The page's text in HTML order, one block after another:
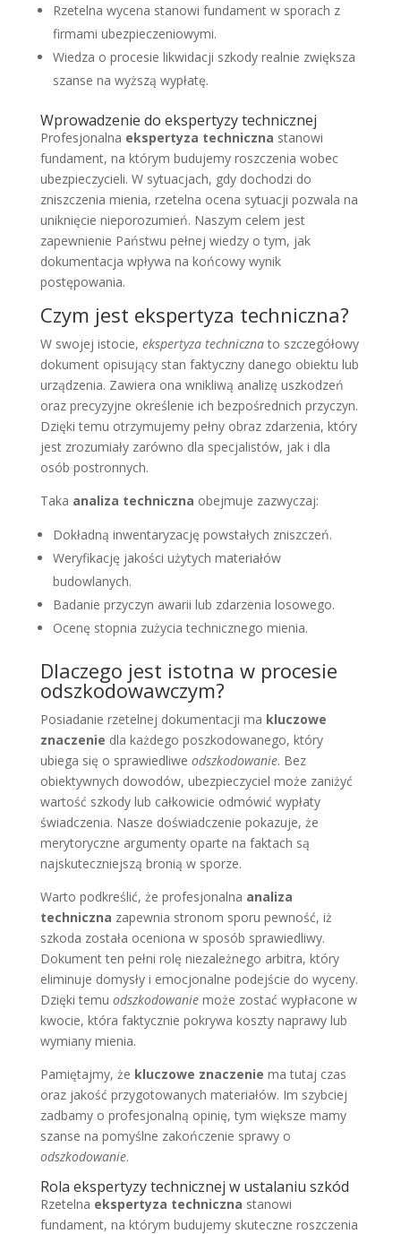
Rzetelna wycena stanowi fundament w sporach z
firmami ubezpieczeniowymi.
Wiedza o procesie likwidacji szkody realnie zwiększa
szanse na wyższą wypłatę.
Wprowadzenie do ekspertyzy technicznej
Profesjonalna ekspertyza techniczna stanowi
fundament, na którym budujemy roszczenia wobec
ubezpieczycieli. W sytuacjach, gdy dochodzi do
zniszczenia mienia, rzetelna ocena sytuacji pozwala na
uniknięcie nieporozumień. Naszym celem jest
zapewnienie Państwu pełnej wiedzy o tym, jak
dokumentacja wpływa na końcowy wynik
postępowania.
Czym jest ekspertyza techniczna?
W swojej istocie, ekspertyza technicznato szczegółowy
dokument opisujący stan faktyczny danego obiektu lub
urządzenia. Zawiera ona wnikliwą analizę uszkodzeń
oraz precyzyjne określenie ich bezpośrednich przyczyn.
Dzięki temu otrzymujemy pełny obraz zdarzenia, który
jest zrozumiały zarówno dla specjalistów, jak i dla
osób postronnych.
Taka analiza techniczna obejmuje zazwyczaj:
Dokładną inwentaryzację powstałych zniszczeń.
Weryfikację jakości użytych materiałów
budowlanych.
Badanie przyczyn awarii lub zdarzenia losowego.
Ocenę stopnia zużycia technicznego mienia.
Dlaczego jest istotna w procesie
odszkodowawczym?
Posiadanie rzetelnej dokumentacji ma kluczowe
znaczenie dla każdego poszkodowanego, który
ubiega się o sprawiedliwe odszkodowanie. Bez
obiektywnych dowodów, ubezpieczyciel może zaniżyć
wartość szkody lub całkowicie odmówić wypłaty
świadczenia. Nasze doświadczenie pokazuje, że
merytoryczne argumenty oparte na faktach są
najskuteczniejszą bronią w sporze.
Warto podkreślić, że profesjonalna analiza
techniczna zapewnia stronom sporu pewność, iż
szkoda została oceniona w sposób sprawiedliwy.
Dokument ten pełni rolę niezależnego arbitra, który
eliminuje domysły i emocjonalne podejście do wyceny.
Dzięki temu odszkodowaniemoże zostać wypłacone w
kwocie, która faktycznie pokrywa koszty naprawy lub
wymiany mienia.
Pamiętajmy, że kluczowe znaczenie ma tutaj czas
oraz jakość przygotowanych materiałów. Im szybciej
zadbamy o profesjonalną opinię, tym większe mamy
szanse na pomyślne zakończenie sprawy o
odszkodowanie.
Rola ekspertyzy technicznej w ustalaniu szkód
Rzetelna ekspertyza techniczna stanowi
fundament, na którym budujemy skuteczne roszczenia